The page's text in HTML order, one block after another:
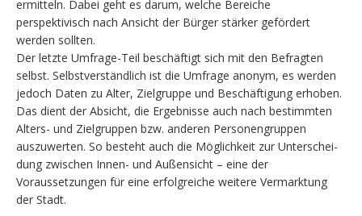
ermitteln. Dabei geht es darum, welche Bereiche
perspektivisch nach Ansicht der Bürger stärker gefördert
werden sollten.
Der letzte Umfrage-Teil beschäftigt sich mit den Befragten
selbst. Selbstverständlich ist die Umfrage anonym, es werden
jedoch Daten zu Alter, Zielgruppe und Beschäftigung erhoben.
Das dient der Absicht, die Ergebnisse auch nach bestimmten
Alters- und Zielgruppen bzw. anderen Personengruppen
auszuwerten. So besteht auch die Möglichkeit zur Unterschei-
dung zwischen Innen- und Außensicht – eine der
Voraussetzungen für eine erfolgreiche weitere Vermarktung
der Stadt.